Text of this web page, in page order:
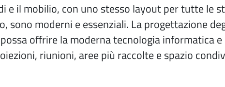
e il mobilio, con uno stesso layout per tutte le
sono moderni e essenziali. La progettazione
offrire la moderna tecnologia informatica
riunioni, aree più raccolte e spazio